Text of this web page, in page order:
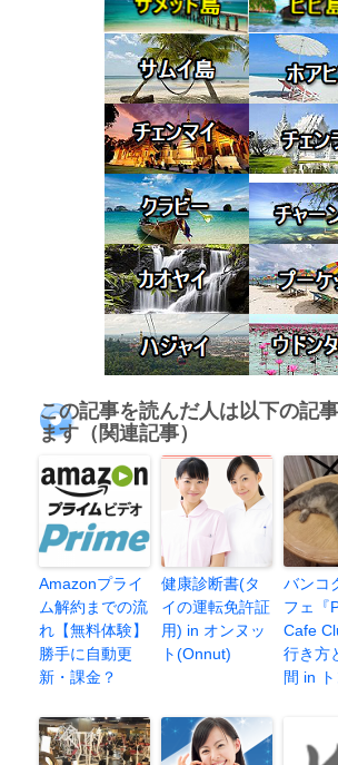
この記事を読んだ人は以下の記
ます（関連記事）
Amazonプライ
ム解約までの流
れ【無料体験】
勝手に自動更
新・課金？
健康診断書(タ
イの運転免許証
用) in オンヌッ
ト(Onnut)
バンコ
フェ『
Cafe
行き方
間 in